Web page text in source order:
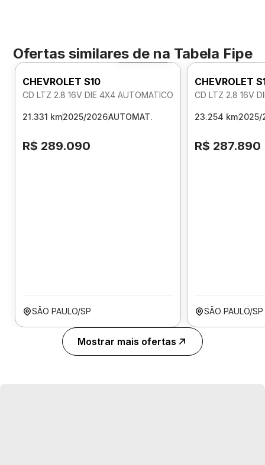
Ofertas similares de na Tabela Fipe
Foto 360º
CHEVROLET S10
CD LTZ 2.8 16V DIE 4X4 AUTOMATICO
21.331 km2025/2026AUTOMAT.
R$ 289.090
SÃO PAULO/SP
CHEVROLET
CD LTZ 2.8 16V
23.254 km2025/
R$ 287.890
SÃO PAULO/SP
Mostrar mais ofertas